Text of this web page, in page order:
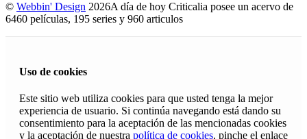
© Webbin' Design 2026A día de hoy Criticalia posee un acervo de
6460 películas, 195 series y 960 articulos
Uso de cookies
Este sitio web utiliza cookies para que usted tenga la mejor
experiencia de usuario. Si continúa navegando está dando su
consentimiento para la aceptación de las mencionadas cookies
y la aceptación de nuestra política de cookies, pinche el enlace